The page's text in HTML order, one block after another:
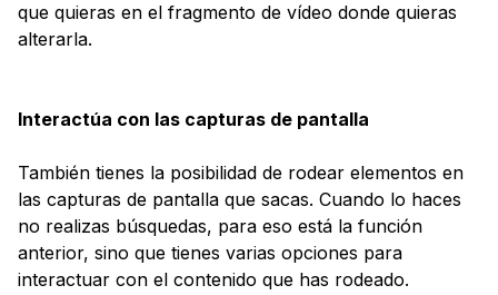
que quieras en el fragmento de vídeo donde quieras
alterarla.
Interactúa con las capturas de pantalla
También tienes la posibilidad de rodear elementos en
las capturas de pantalla que sacas. Cuando lo haces
no realizas búsquedas, para eso está la función
anterior, sino que tienes varias opciones para
interactuar con el contenido que has rodeado.